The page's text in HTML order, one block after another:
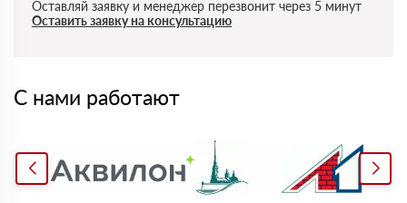
Оставляй заявку и менеджер перезвонит через 5 минут
Оставить заявку на консультацию
С нами работают